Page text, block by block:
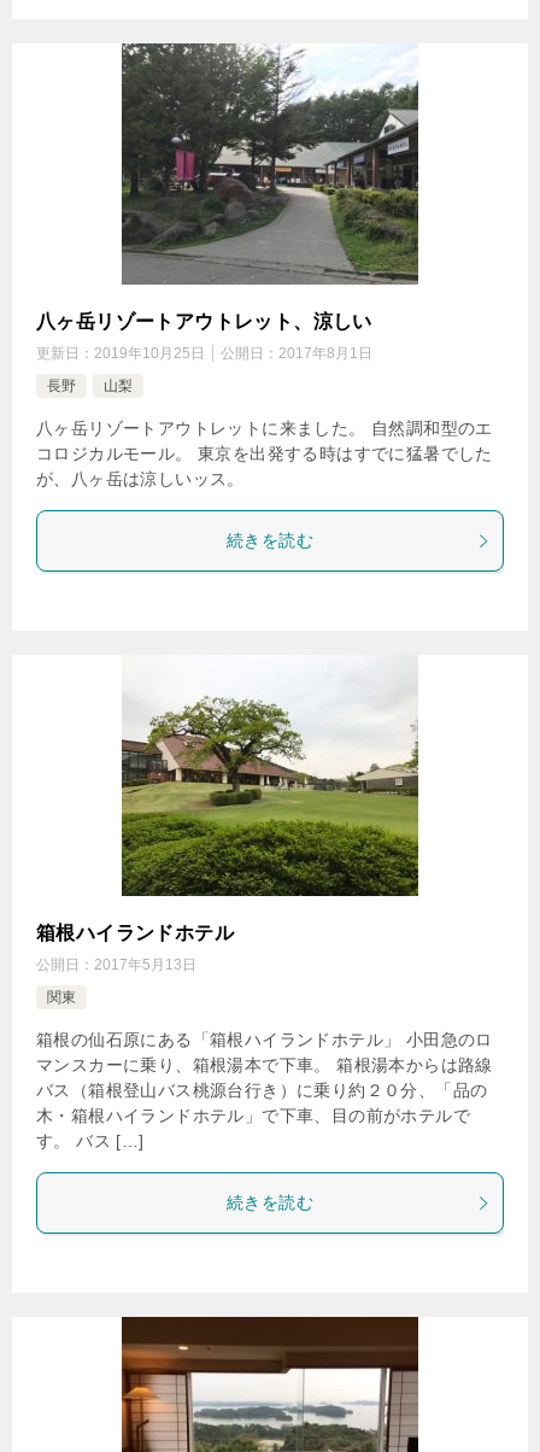
八ヶ岳リゾートアウトレット、涼しい
更新日： 2019年10月25日 公開日： 2017年8月1日
長野
山梨
八ヶ岳リゾートアウトレットに来ました。 自然調和型のエ
コロジカルモール。 東京を出発する時はすでに猛暑でした
が、八ヶ岳は涼しいッス。
続きを読む
箱根ハイランドホテル
公開日： 2017年5月13日
関東
箱根の仙石原にある「箱根ハイランドホテル」 小田急のロ
マンスカーに乗り、箱根湯本で下車。 箱根湯本からは路線
バス（箱根登山バス桃源台行き）に乗り約２０分、「品の
木・箱根ハイランドホテル」で下車、目の前がホテルで
す。 バス […]
続きを読む